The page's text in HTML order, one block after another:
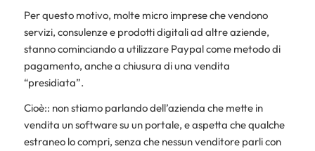
Per questo motivo, molte micro imprese che vendono
servizi, consulenze e prodotti digitali ad altre aziende,
stanno cominciando a utilizzare Paypal come metodo di
pagamento, anche a chiusura di una vendita
“presidiata”.
Cioè:: non stiamo parlando dell’azienda che mette in
vendita un software su un portale, e aspetta che qualche
estraneo lo compri, senza che nessun venditore parli con